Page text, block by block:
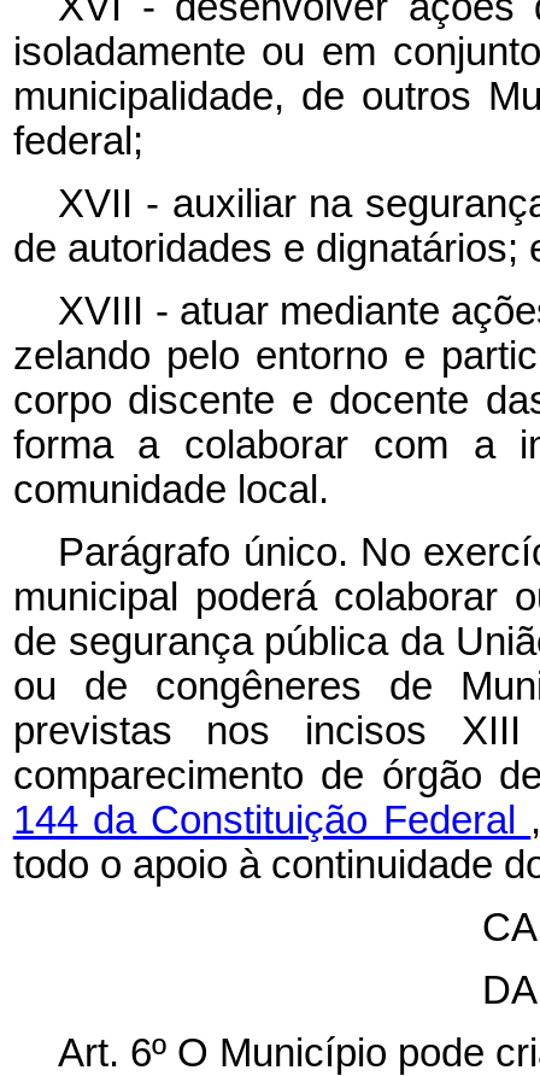
isoladamente ou em
municipalidade, de outros
federal;
XVII - auxiliar na
de autoridades e dignatários;
XVIII - atuar mediante
zelando pelo entorno e
corpo discente e docente
forma a colaborar com a
comunidade local.
Parágrafo único. No
municipal poderá colaborar
de segurança pública da
ou de congêneres de
previstas nos incisos
comparecimento de órgão
144 da Constituição Federal
todo o apoio à continuidade
Art. 6º O Município pode